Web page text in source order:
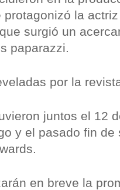
protagonizó la
surgió un
paparazzi.
por la
juntos el 12
y el pasado fin de
en breve la